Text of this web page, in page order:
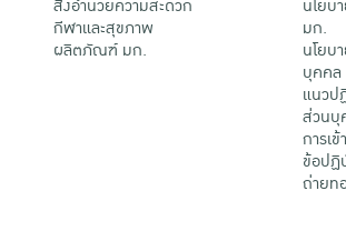
กีฬาและสุขภาพ
ผลิตภัณฑ์ มก.
มก.
นโยบ
บุคคล
แนวป
ส่วนบุ
การเ
ข้อปฏิ
ถ่ายท